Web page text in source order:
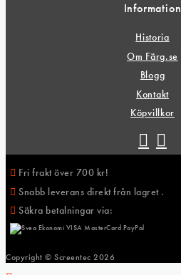
Information
Historia
Om Färg.se
Blogg
Kontakt
Köpvillkor
Fri frakt över 700 kr!
Snabb leverans direkt från lagret .
Säkra betalningar via:
Copyright © Screentec 2026